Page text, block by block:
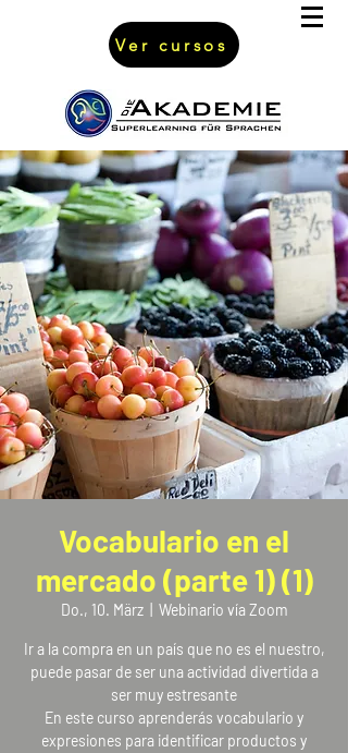
Ver cursos
Vocabulario en el
mercado (parte 1) (1)
Do., 10. März
  |
Webinario vía Zoom
Ir a la compra en un país que no es el nuestro,
puede pasar de ser una actividad divertida a
ser muy estresante
En este curso aprenderás vocabulario y
expresiones para identificar productos y